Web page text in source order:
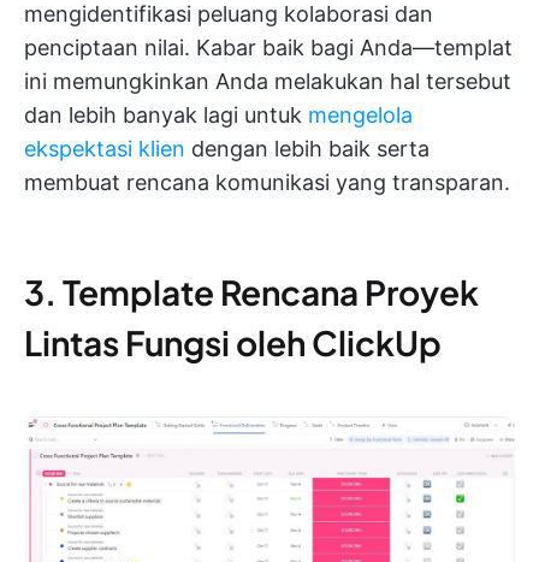
mengidentifikasi peluang kolaborasi dan
penciptaan nilai. Kabar baik bagi Anda—templat
ini memungkinkan Anda melakukan hal tersebut
dan lebih banyak lagi untuk mengelola
ekspektasi klien dengan lebih baik serta
membuat rencana komunikasi yang transparan.
3. Template Rencana Proyek
Lintas Fungsi oleh ClickUp